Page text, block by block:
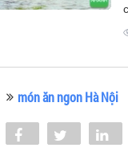
món ăn ngon Hà Nội
Share Share Tweet